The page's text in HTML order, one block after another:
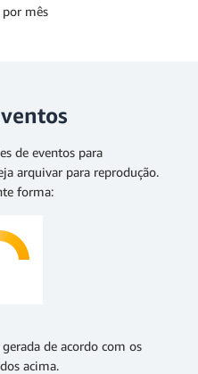
mês
de eventos para
arquivar para reprodução.
forma:
de acordo com os
acima.